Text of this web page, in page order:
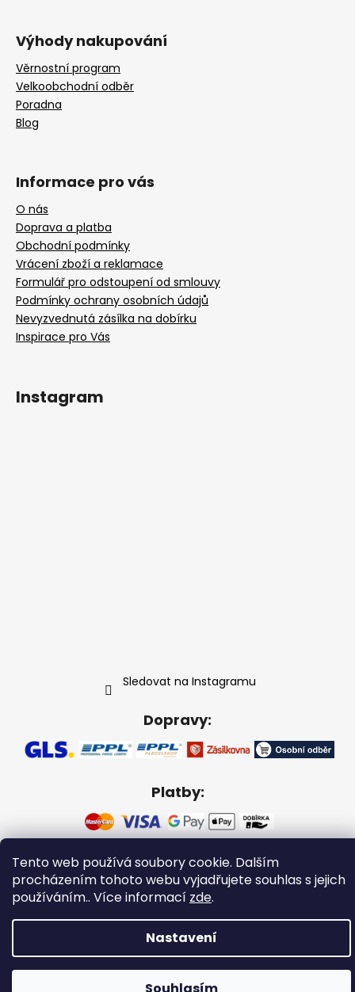
Tento web používá soubory cookie. Dalším
procházením tohoto webu vyjadřujete souhlas s jejich
používáním.. Více informací zde.
Nastavení
Výhody nakupování
Věrnostní program
Velkoobchodní odběr
Poradna
Blog
Informace pro vás
O nás
Doprava a platba
Obchodní podmínky
Vrácení zboží a reklamace
Formulář pro odstoupení od smlouvy
Podmínky ochrany osobních údajů
Nevyzvednutá zásílka na dobírku
Inspirace pro Vás
Instagram
Sledovat na Instagramu
Dopravy:
Platby:
Vytvořil Shoptet
Copyright 2026Gabikacopánky